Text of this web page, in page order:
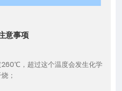
意事项
，超过这个温度会发生化学
；